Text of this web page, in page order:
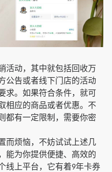
活动，其中就包括回收万
公告或者线下门店的活动
求。如果符合条件，就可
相应的商品或者优惠。不
都有一定限制，需要你密
而烦恼，不妨试试上述几
能为你提供便捷、高效的
线上平台，它有着9年卡券